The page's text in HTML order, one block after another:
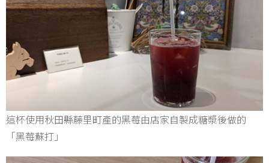
這杯使用秋田縣藤里町產的黑莓由店家自製成糖漿後做的
「黑莓蘇打」